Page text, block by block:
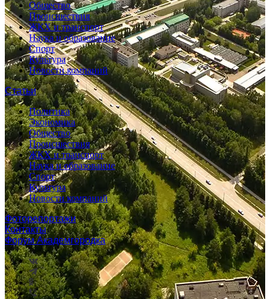
Общество
Происшествия
ЖКХ и транспорт
Наука и образование
Спорт
Культура
Новости компаний
Статьи
Политика
Экономика
Общество
Происшествия
ЖКХ и транспорт
Наука и образование
Спорт
Культура
Новости компаний
Фоторепортажи
Контакты
Форум Академгородка